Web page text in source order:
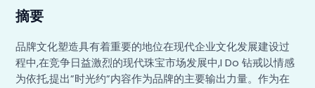
摘要
品牌文化塑造具有着重要的地位在现代企业文化发展建设过
程中,在竞争日益激烈的现代珠宝市场发展中,I Do 钻戒以情感
为依托,提出”时光约”内容作为品牌的主要输出力量。作为在